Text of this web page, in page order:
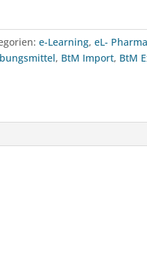
e-Learning, eL- Pharma
, BtM Import, BtM